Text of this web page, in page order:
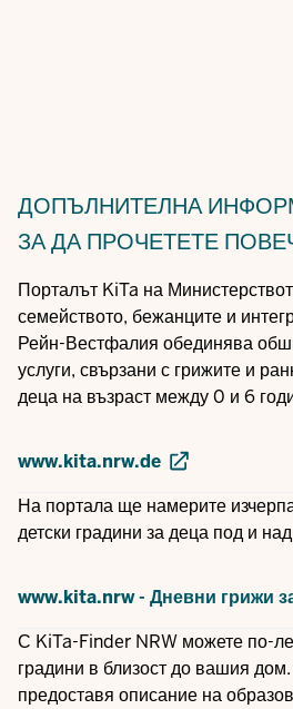
ДОПЪЛНИТЕЛНА
ЗА ДА ПРОЧЕТЕТЕ
Порталът KiTa на
семейството, бежанците и
Рейн-Вестфалия обединява
услуги, свързани с грижите и
деца на възраст между 0 и 6
www.kita.nrw.de
На портала ще намерите
детски градини за деца под и
www.kita.nrw - Дневни грижи
С KiTa-Finder NRW можете по-
градини в близост до вашия
предоставя описание на